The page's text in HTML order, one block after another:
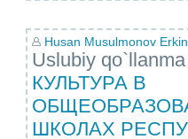
Husan Musulmonov
Uslubiy qo`llanma
КУЛЬТУРА В
ШКОЛАХ